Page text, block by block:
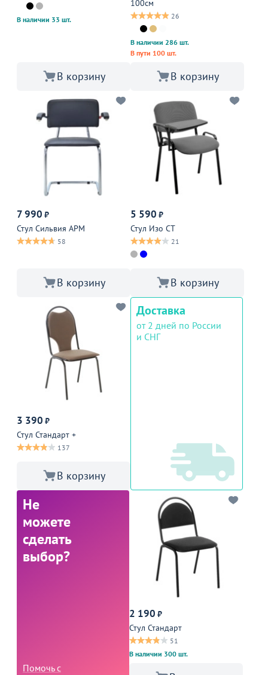
В наличии 33 шт.
В корзину
100см
26
В наличии 286 шт.
В пути 100 шт.
В корзину
7 990 ₽
Стул Сильвия АРМ
58
В корзину
5 590 ₽
Стул Изо СТ
21
В корзину
3 390 ₽
Стул Стандарт +
137
В корзину
Доставка
от 2 дней по России
и СНГ
Не
можете
сделать
выбор?
Помочь с
2 190 ₽
Стул Стандарт
51
В наличии 300 шт.